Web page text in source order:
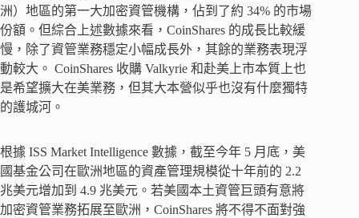
洲）地區的第一大加密資管機構，佔到了約 34% 的市場
份額。但綜合上述數據來看，CoinShares 的成長比較緩
慢，除了資管業務穩定小幅成長外，其餘的業務表現浮
動較大。 CoinShares 收購 Valkyrie 和赴美上市本質上也
是希望擴大在美業務，但其大本營似乎也沒有什麼獨特
的護城河。
根據 ISS Market Intelligence 數據，截至今年 5 月底，美
國基金公司在歐洲地區的資產管理規模從十年前的 2.2
兆美元增加到 4.9 兆美元。若美國本土資管巨頭有意將
加密資管業務拓展至歐洲，CoinShares 將不得不面對強